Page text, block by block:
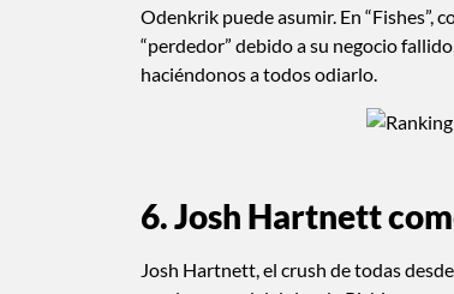
Odenkrik puede asumir. En “Fishes”,
“perdedor” debido a su negocio
haciéndonos a todos odiarlo.
6. Josh Hartnett
Josh Hartnett, el crush de todas desde